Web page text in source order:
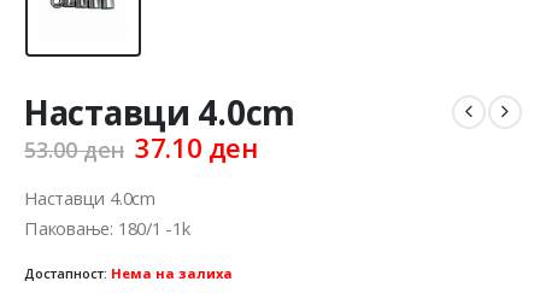
Наставци 4.0cm
53.00ден Original
was:
53.00 ден.
37.10 денCurrent
Наставци 4.0cm
Паковање: 180/1 -1k
Достапност: Нема на залиха